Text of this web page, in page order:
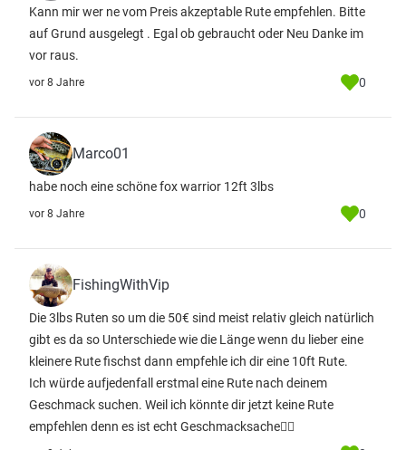
Kann mir wer ne vom Preis akzeptable Rute empfehlen. Bitte
auf Grund ausgelegt . Egal ob gebraucht oder Neu Danke im
vor raus.
vor 8 Jahre 0
Marco01
habe noch eine schöne fox warrior 12ft 3lbs
vor 8 Jahre 0
FishingWithVip
Die 3lbs Ruten so um die 50€ sind meist relativ gleich natürlich
gibt es da so Unterschiede wie die Länge wenn du lieber eine
kleinere Rute fischst dann empfehle ich dir eine 10ft Rute.
Ich würde aufjedenfall erstmal eine Rute nach deinem
Geschmack suchen. Weil ich könnte dir jetzt keine Rute
empfehlen denn es ist echt Geschmacksache👍🏼